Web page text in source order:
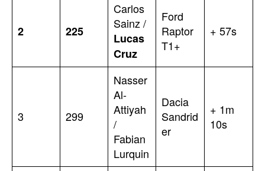
2 225
Carlos
Sainz /
Lucas
Cruz
Ford
Raptor
T1+
+ 57s
3 299
Nasser
Al-
Attiyah
/
Fabian
Lurquin
Dacia
Sandrid
er
+ 1m
10s